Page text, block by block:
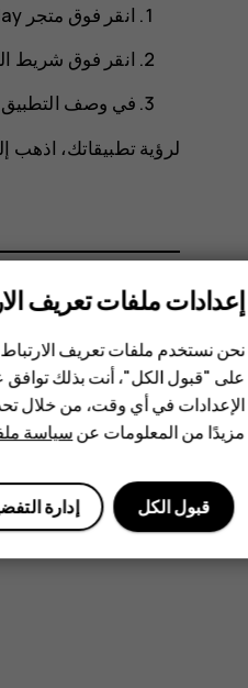
انقر فوق متجر Play
انقر فوق شريط
في وصف
لرؤية تطبيقاتك،
هل وجدت هذه
نعم لا
إعدادات ملفات تعريف
نحن نستخدم ملفات تعريف
على "قبول الكل"، أنت بذلك توافق
الإعدادات في أي وقت، من خلال
مزيدًا من المعلومات عنسياسة
إدارة قبول الكل